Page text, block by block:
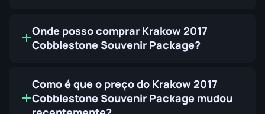
Onde posso comprar Krakow 2017
Cobblestone Souvenir Package?
Como é que o preço do Krakow 2017
Cobblestone Souvenir Package mudou